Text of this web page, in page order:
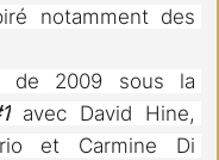
notamment des
de 2009 sous la
avec David Hine,
et Carmine Di